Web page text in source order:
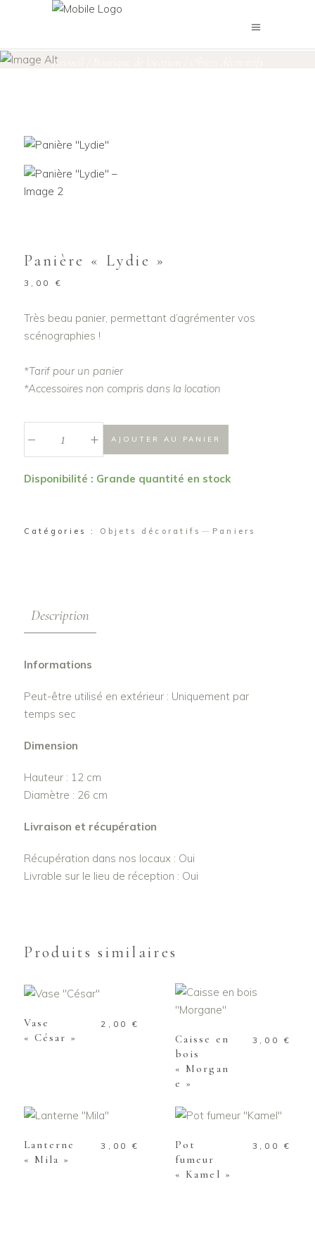
Accueil
Panière « Lydie »
3,00 €
Très beau panier, permettant d’agrémenter vos
scénographies !
*Tarif pour un panier
*Accessoires non compris dans la location
+ AJOUTER AU PANIER
Disponibilité : Grande quantité en stock
Catégories : Objets décoratifs Paniers
Description
Informations
Peut-être utilisé en extérieur : Uniquement par
temps sec
Dimension
Hauteur : 12 cm
Diamètre : 26 cm
Livraison et récupération
Récupération dans nos locaux : Oui
Livrable sur le lieu de réception : Oui
Produits similaires
PANIER
Vase
« César »
2,00€
AJOUTER AU
PANIER
Caisse en
bois
« Morgan
e »
3,00 €
PANIER
Lanterne
« Mila »
3,00€
PANIER
Pot
fumeur
« Kamel »
3,00 €